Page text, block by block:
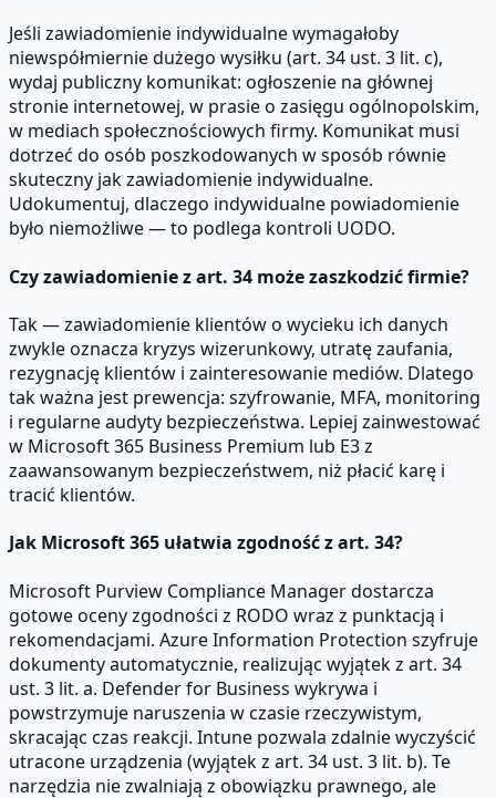
Jeśli zawiadomienie indywidualne wymagałoby
niewspółmiernie dużego wysiłku (art. 34 ust. 3 lit. c),
wydaj publiczny komunikat: ogłoszenie na głównej
stronie internetowej, w prasie o zasięgu ogólnopolskim,
w mediach społecznościowych firmy. Komunikat musi
dotrzeć do osób poszkodowanych w sposób równie
skuteczny jak zawiadomienie indywidualne.
Udokumentuj, dlaczego indywidualne powiadomienie
było niemożliwe — to podlega kontroli UODO.
Czy zawiadomienie z art. 34 może zaszkodzić firmie?
Tak — zawiadomienie klientów o wycieku ich danych
zwykle oznacza kryzys wizerunkowy, utratę zaufania,
rezygnację klientów i zainteresowanie mediów. Dlatego
tak ważna jest prewencja: szyfrowanie, MFA, monitoring
i regularne audyty bezpieczeństwa. Lepiej zainwestować
w Microsoft 365 Business Premium lub E3 z
zaawansowanym bezpieczeństwem, niż płacić karę i
tracić klientów.
Jak Microsoft 365 ułatwia zgodność z art. 34?
Microsoft Purview Compliance Manager dostarcza
gotowe oceny zgodności z RODO wraz z punktacją i
rekomendacjami. Azure Information Protection szyfruje
dokumenty automatycznie, realizując wyjątek z art. 34
ust. 3 lit. a. Defender for Business wykrywa i
powstrzymuje naruszenia w czasie rzeczywistym,
skracając czas reakcji. Intune pozwala zdalnie wyczyścić
utracone urządzenia (wyjątek z art. 34 ust. 3 lit. b). Te
narzędzia nie zwalniają z obowiązku prawnego, ale